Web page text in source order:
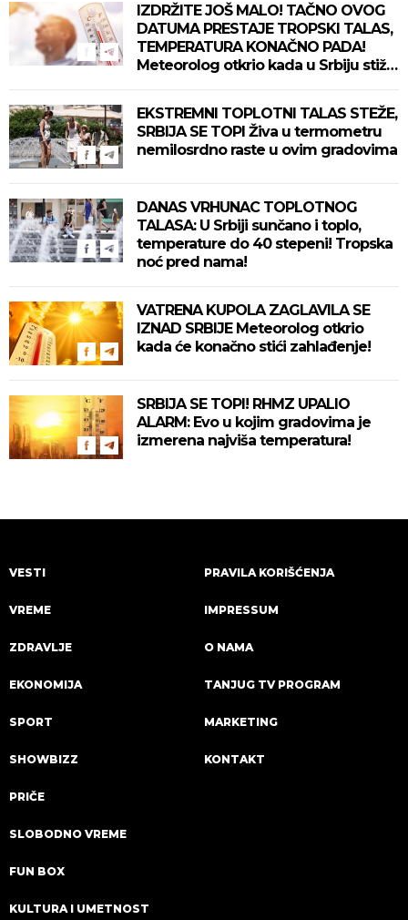
IZDRŽITE JOŠ MALO! TAČNO OVOG
DATUMA PRESTAJE TROPSKI TALAS,
TEMPERATURA KONAČNO PADA!
Meteorolog otkrio kada u Srbiju stiže
EKSTREMNI TOPLOTNI TALAS STEŽE,
SRBIJA SE TOPI Živa u termometru
nemilosrdno raste u ovim gradovima
DANAS VRHUNAC TOPLOTNOG
TALASA: U Srbiji sunčano i toplo,
temperature do 40 stepeni! Tropska
noć pred nama!
VATRENA KUPOLA ZAGLAVILA SE
IZNAD SRBIJE Meteorolog otkrio
kada će konačno stići zahlađenje!
SRBIJA SE TOPI! RHMZ UPALIO
ALARM: Evo u kojim gradovima je
izmerena najviša temperatura!
VESTI
VREME
ZDRAVLJE
EKONOMIJA
SPORT
SHOWBIZZ
PRIČE
SLOBODNO VREME
FUN BOX
KULTURA I UMETNOST
PRAVILA KORIŠĆENJA
IMPRESSUM
O NAMA
TANJUG TV PROGRAM
MARKETING
KONTAKT